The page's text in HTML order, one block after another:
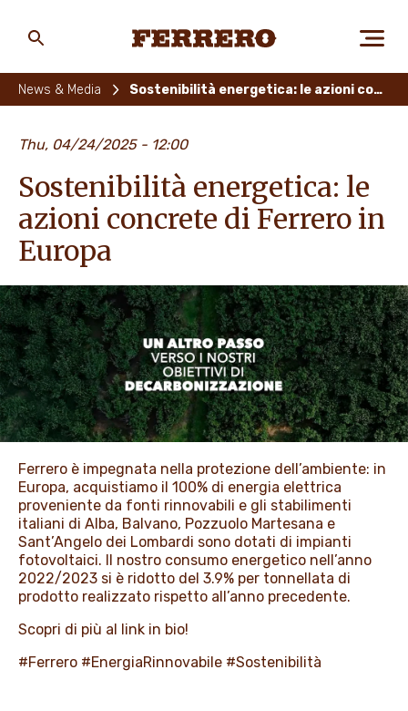
PERSONE E AMBIENTE
I NOSTRI PRODOTTI
LAVORA CON NOI
PROMOZIONI
NEWS & MEDIA
main
News & Media Sostenibilità energetica: le azioni concrete di Ferrero in Europa
Thu, 04/24/2025 - 12:00
Sostenibilità energetica: le
azioni concrete di Ferrero in
Europa
Ferrero è impegnata nella protezione dell’ambiente: in
Europa, acquistiamo il 100% di energia elettrica
proveniente da fonti rinnovabili e gli stabilimenti
italiani di Alba, Balvano, Pozzuolo Martesana e
Sant’Angelo dei Lombardi sono dotati di impianti
fotovoltaici. Il nostro consumo energetico nell’anno
2022/2023 si è ridotto del 3.9% per tonnellata di
prodotto realizzato rispetto all’anno precedente.
Scopri di più al link in bio!
#Ferrero #EnergiaRinnovabile #Sostenibilità